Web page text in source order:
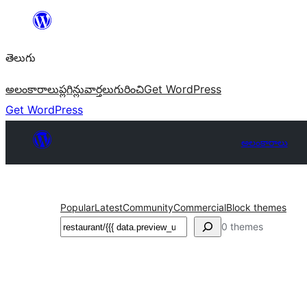
విషయానికి
తెలుగు
అలంకారాలుప్లగిన్లువార్తలుగురించిGet WordPress
Get WordPress
అలంకారాలు
PopularLatestCommunityCommercialBlock themes
వెతుకు 0 themes